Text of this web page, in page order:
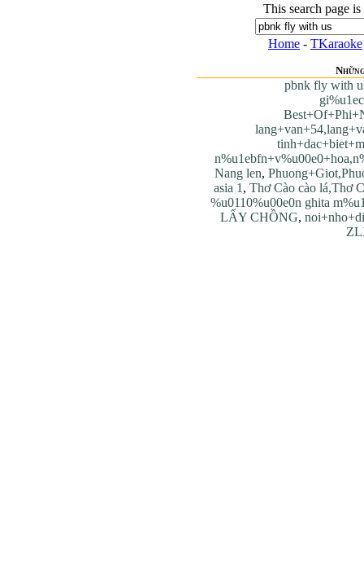
This search page
Home - TKaraoke
pbnk fly with
Nang len,
asia 1 , Thơ Cào cào lá,Thơ
%u0110%u00e0n ghita
LẤY CHỒNG,